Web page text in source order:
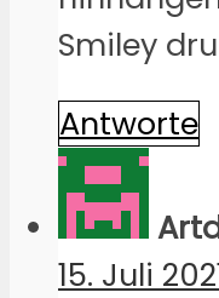
Smiley
Antworte
15. Juli